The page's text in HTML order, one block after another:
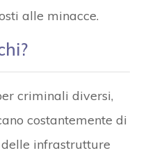
alle minacce.
criminali diversi,
costantemente di
infrastrutture